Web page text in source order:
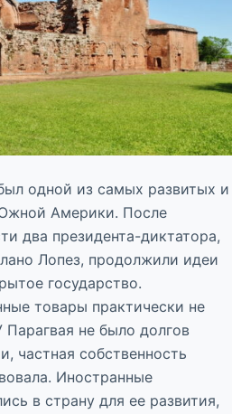
одной из самых развитых и
Америки. После
два президента-диктатора,
Лопез, продолжили идеи
государство.
товары практически не
Парагвая не было долгов
частная собственность
Иностранные
в страну для ее развития,